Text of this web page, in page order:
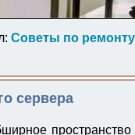
Советы по ремонту
сервера